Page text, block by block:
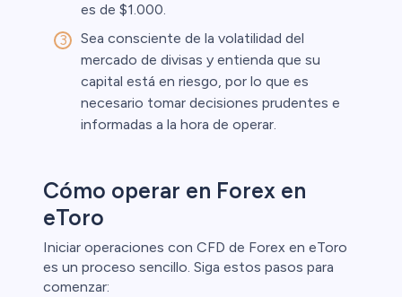
es de $1.000.
Sea consciente de la volatilidad del
mercado de divisas y entienda que su
capital está en riesgo, por lo que es
necesario tomar decisiones prudentes e
informadas a la hora de operar.
Cómo operar en Forex en
eToro
Iniciar operaciones con CFD de Forex en eToro
es un proceso sencillo. Siga estos pasos para
comenzar: